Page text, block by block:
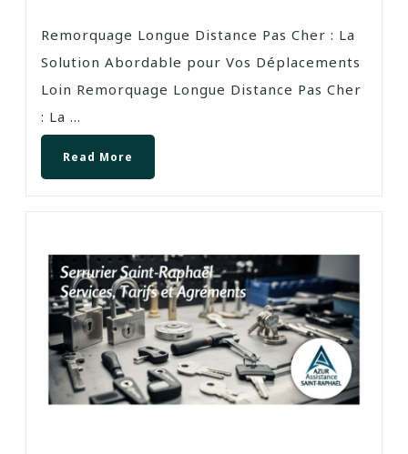
Remorquage Longue Distance Pas Cher : La
Solution Abordable pour Vos Déplacements
Loin Remorquage Longue Distance Pas Cher
: La ...
Read More